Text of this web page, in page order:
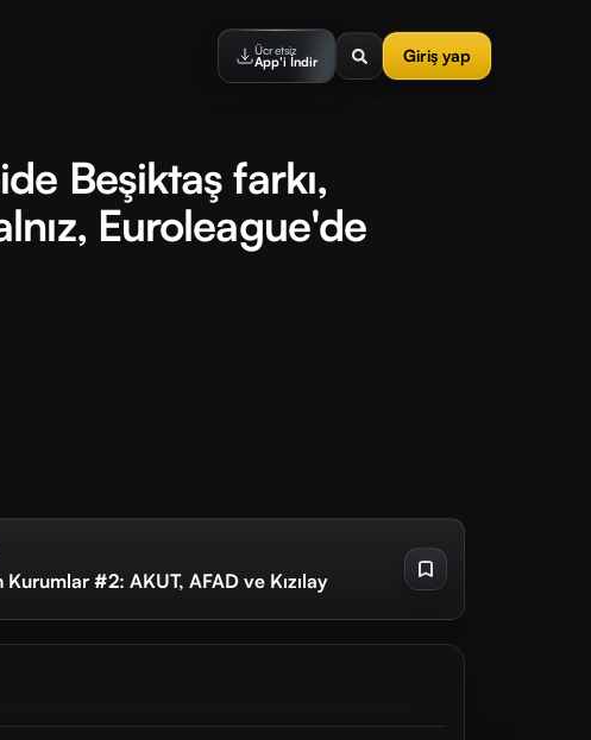
Ücretsiz
App'i İndir Giriş yap
Beşiktaş farkı,
Euroleague'de
Kurumlar #2: AKUT, AFAD ve Kızılay